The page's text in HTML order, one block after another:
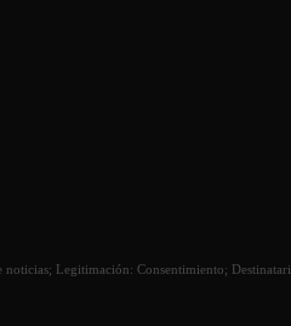
Legitimación: Consentimiento;